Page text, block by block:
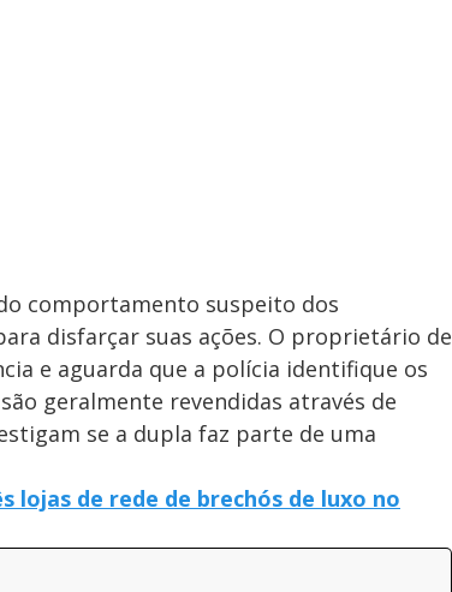
comportamento suspeito dos
disfarçar suas ações. O proprietário de
e aguarda que a polícia identifique os
geralmente revendidas através de
se a dupla faz parte de uma
lojas de rede de brechós de luxo no